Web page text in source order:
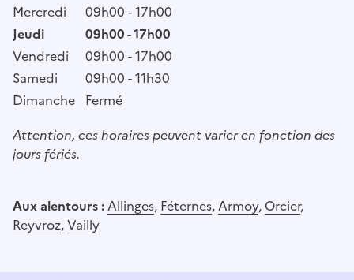
Mercredi
09h00 - 17h00
Jeudi
09h00 - 17h00
Vendredi
09h00 - 17h00
Samedi
09h00 - 11h30
Dimanche Fermé
Attention, ces horaires peuvent varier en fonction des
jours fériés.
Aux alentours :Allinges, Féternes,Armoy, Orcier,
Reyvroz,Vailly